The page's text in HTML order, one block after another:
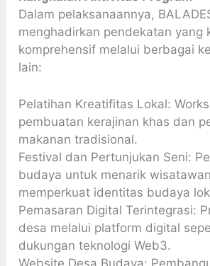
Dalam pelaksanaannya,
menghadirkan pendekatan yang
komprehensif melalui berbagai
lain:
Pelatihan Kreatifitas Lokal:
pembuatan kerajinan khas dan
makanan tradisional.
Festival dan Pertunjukan Seni:
budaya untuk menarik
memperkuat identitas budaya
Pemasaran Digital Terintegrasi:
desa melalui platform digital
dukungan teknologi Web3.